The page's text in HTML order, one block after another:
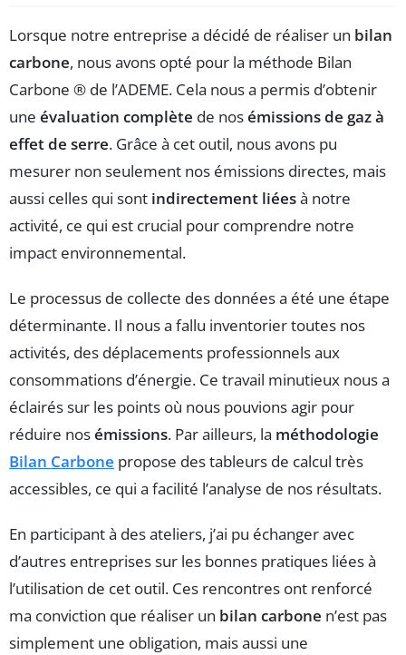
Lorsque notre entreprise a décidé de réaliser un bilan
carbone, nous avons opté pour la méthode Bilan
Carbone ® de l’ADEME. Cela nous a permis d’obtenir
une évaluation complète de nosémissions de gaz à
effet de serre. Grâce à cet outil, nous avons pu
mesurer non seulement nos émissions directes, mais
aussi celles qui sont indirectement liéesà notre
activité, ce qui est crucial pour comprendre notre
impact environnemental.
Le processus de collecte des données a été une étape
déterminante. Il nous a fallu inventorier toutes nos
activités, des déplacements professionnels aux
consommations d’énergie. Ce travail minutieux nous a
éclairés sur les points où nous pouvions agir pour
réduire nosémissions. Par ailleurs, la méthodologie
Bilan Carbone propose des tableurs de calcul très
accessibles, ce qui a facilité l’analyse de nos résultats.
En participant à des ateliers, j’ai pu échanger avec
d’autres entreprises sur les bonnes pratiques liées à
l’utilisation de cet outil. Ces rencontres ont renforcé
ma conviction que réaliser un bilan carbone n’est pas
simplement une obligation, mais aussi une